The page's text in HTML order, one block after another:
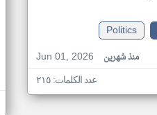
Politics
Jun 01, 2026
منذ شهرين
عدد الكلمات: ٢١٥